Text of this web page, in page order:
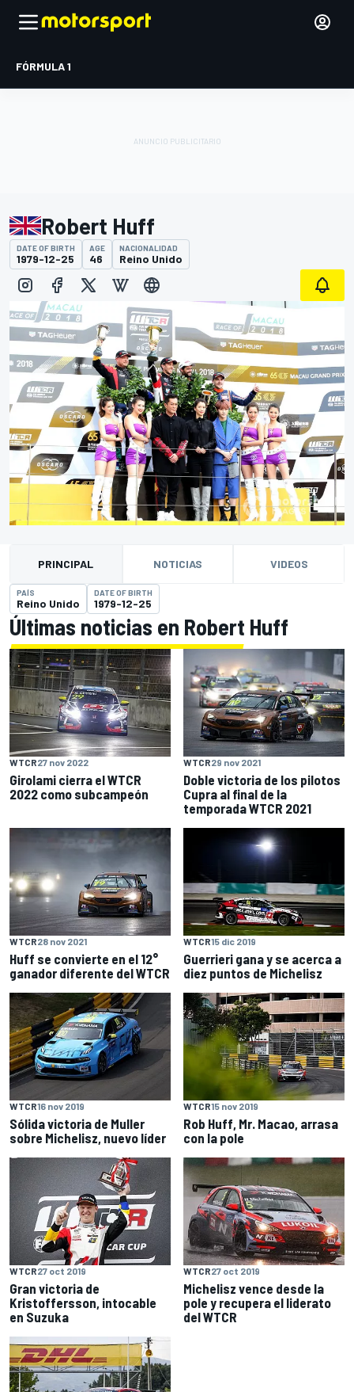
FÓRMULA 1
Robert Huff
DATE OF BIRTH
1979-12-25
AGE
46
NACIONALIDAD
Reino Unido
PRINCIPAL NOTICIAS VIDEOS
PAÍS
Reino Unido
DATE OF BIRTH
1979-12-25
Últimas noticias en Robert Huff
WTCR27 nov 2022
Girolami cierra el WTCR
2022 como subcampeón
WTCR29 nov 2021
Doble victoria de los pilotos
Cupra al final de la
temporada WTCR 2021
WTCR28 nov 2021
Huff se convierte en el 12°
ganador diferente del WTCR
WTCR15 dic 2019
Guerrieri gana y se acerca a
diez puntos de Michelisz
WTCR16 nov 2019
Sólida victoria de Muller
sobre Michelisz, nuevo líder
WTCR15 nov 2019
Rob Huff, Mr. Macao, arrasa
con la pole
WTCR27 oct 2019
Gran victoria de
Kristoffersson, intocable
en Suzuka
WTCR27 oct 2019
Michelisz vence desde la
pole y recupera el liderato
del WTCR